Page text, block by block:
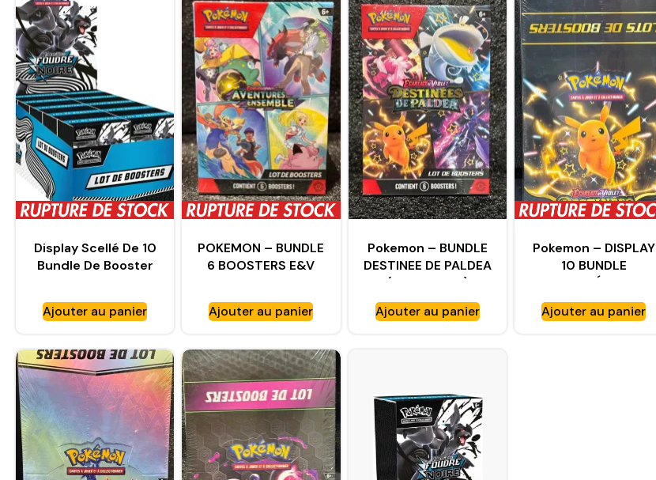
Display Scellé De 10
Bundle De Booster
Ajouter au panier
POKEMON – BUNDLE
6 BOOSTERS E&V
ENSEMBLE 8
Ajouter au panier
Pokemon – BUNDLE
DESTINEE DE PALDEA
(6 BOOSTER)
Ajouter au panier
Pokemon – DISPLAY
10 BUNDLE
DESTINÉES DE
PALDEA (FR)
(60BOOSTERS)
Ajouter au panier